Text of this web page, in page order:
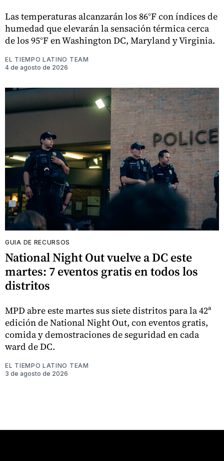
Las temperaturas alcanzarán los 86°F con índices de
humedad que elevarán la sensación térmica cerca
de los 95°F en Washington DC, Maryland y Virginia.
EL TIEMPO LATINO TEAM
4 de agosto de 2026
GUIA DE RECURSOS
National Night Out vuelve a DC este
martes: 7 eventos gratis en todos los
distritos
MPD abre este martes sus siete distritos para la 42ª
edición de National Night Out, con eventos gratis,
comida y demostraciones de seguridad en cada
ward de DC.
EL TIEMPO LATINO TEAM
3 de agosto de 2026